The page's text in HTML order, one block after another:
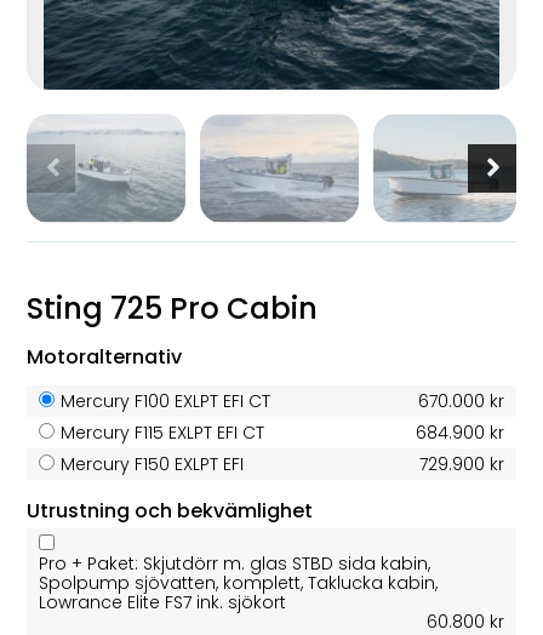
Sting 725 Pro Cabin
Motoralternativ
Mercury F100 EXLPT EFI CT
670.000 kr
Mercury F115 EXLPT EFI CT
684.900 kr
Mercury F150 EXLPT EFI
729.900 kr
Utrustning och bekvämlighet
Pro + Paket: Skjutdörr m. glas STBD sida kabin,
Spolpump sjövatten, komplett, Taklucka kabin,
Lowrance Elite FS7 ink. sjökort
60.800 kr